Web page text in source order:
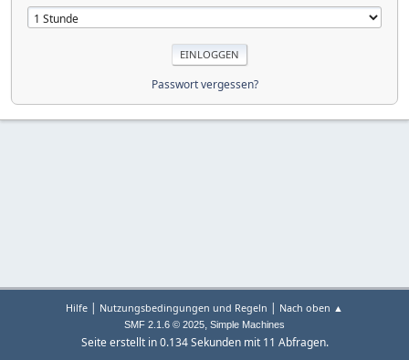
Passwort vergessen?
Hilfe | Nutzungsbedingungen und Regeln | Nach oben ▲
SMF 2.1.6 © 2025, Simple Machines
Seite erstellt in 0.134 Sekunden mit 11 Abfragen.